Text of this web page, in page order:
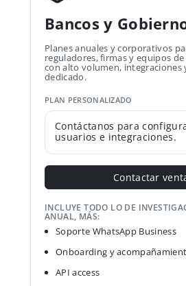
Bancos y
Planes anuales y corporativos
reguladores, firmas y equipos
con alto volumen, integraciones
dedicado.
PLAN PERSONALIZADO
Contáctanos para
usuarios e integraciones.
Contactar
INCLUYE TODO LO DE
ANUAL, MÁS:
Soporte WhatsApp Business
Onboarding y
API access